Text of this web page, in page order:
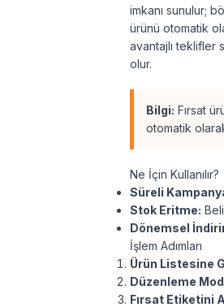
imkanı sunulur;
ürünü otomatik
avantajlı teklifler
olur.
Bilgi: Fırsat
otomatik
Ne İçin Kullanılır?
Süreli
Stok Eritme:
Dönemsel
İşlem Adımları
Ürün Listesine
Düzenleme
Fırsat Etiketini